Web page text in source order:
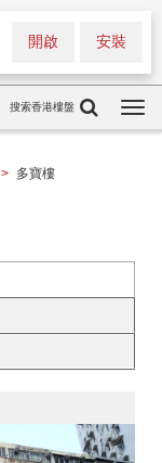
安裝
開啟
搜索香港樓盤
> 多寶樓